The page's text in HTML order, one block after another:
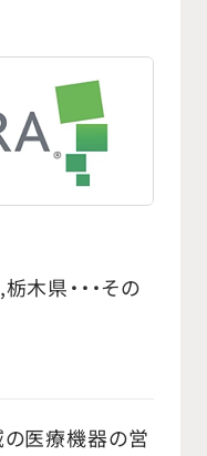
県・・・その
医療機器の営